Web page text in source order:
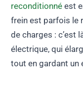
reconditionné est
frein est parfois le
de charges : c’est
électrique, qui
tout en gardant un